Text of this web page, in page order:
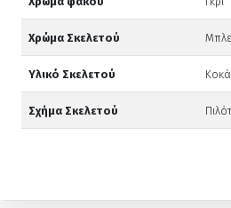
Χρώμα Σκελετού Μπλε
Υλικό Σκελετού
Σχήμα Σκελετού